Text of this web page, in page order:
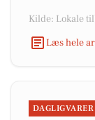
Kilde: Lokale
Læs hele
DAGLIGVARER